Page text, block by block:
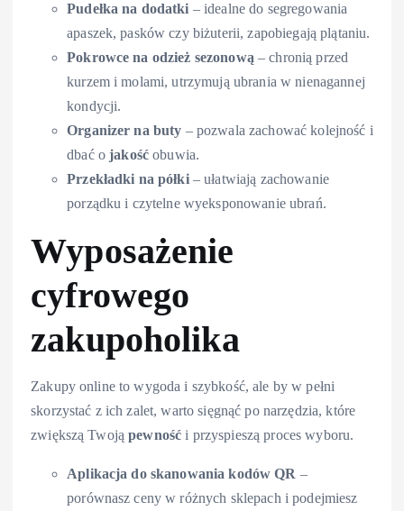
Pudełka na dodatki – idealne do segregowania
apaszek, pasków czy biżuterii, zapobiegają plątaniu.
Pokrowce na odzież sezonową– chronią przed
kurzem i molami, utrzymują ubrania w nienagannej
kondycji.
Organizer na buty – pozwala zachować kolejność i
dbać ojakośćobuwia.
Przekładki na półki– ułatwiają zachowanie
porządku i czytelne wyeksponowanie ubrań.
Wyposażenie
cyfrowego
zakupoholika
Zakupy online to wygoda i szybkość, ale by w pełni
skorzystać z ich zalet, warto sięgnąć po narzędzia, które
zwiększą Twojąpewność i przyspieszą proces wyboru.
Aplikacja do skanowania kodów QR –
porównasz ceny w różnych sklepach i podejmiesz